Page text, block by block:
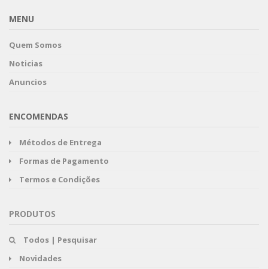
MENU
Quem Somos
Noticias
Anuncios
ENCOMENDAS
Métodos de Entrega
Formas de Pagamento
Termos e Condições
PRODUTOS
Todos | Pesquisar
Novidades